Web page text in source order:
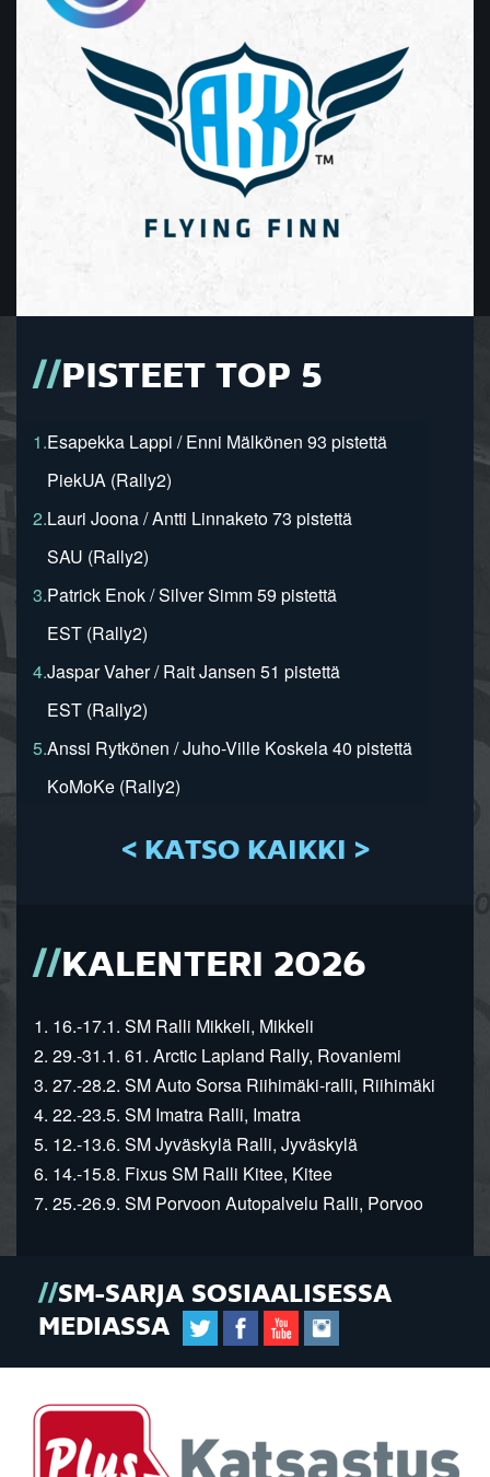
PISTEET TOP 5
1.Esapekka Lappi / Enni Mälkönen 93 pistettä
PiekUA (Rally2)
2.Lauri Joona / Antti Linnaketo 73 pistettä
SAU (Rally2)
3.Patrick Enok / Silver Simm 59 pistettä
EST (Rally2)
4.Jaspar Vaher / Rait Jansen 51 pistettä
EST (Rally2)
5.Anssi Rytkönen / Juho-Ville Koskela 40 pistettä
KoMoKe (Rally2)
< KATSO KAIKKI >
KALENTERI 2026
1. 16.-17.1. SM Ralli Mikkeli, Mikkeli
2. 29.-31.1. 61. Arctic Lapland Rally, Rovaniemi
3. 27.-28.2. SM Auto Sorsa Riihimäki-ralli, Riihimäki
4. 22.-23.5. SM Imatra Ralli, Imatra
5. 12.-13.6. SM Jyväskylä Ralli, Jyväskylä
6. 14.-15.8. Fixus SM Ralli Kitee, Kitee
7. 25.-26.9. SM Porvoon Autopalvelu Ralli, Porvoo
SM-SARJA SOSIAALISESSA
MEDIASSA